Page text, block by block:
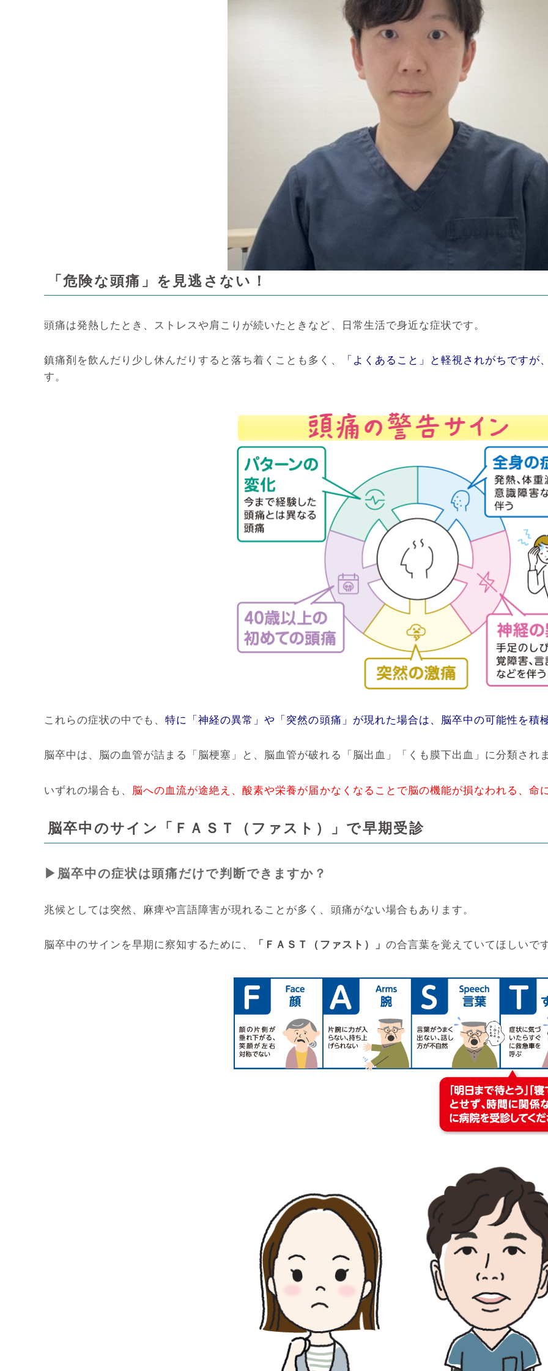
「危険な頭痛」を見逃さない！
頭痛は発熱したとき、ストレスや肩こりが続いたときなど、日常生活で身近な症状です。
鎮痛剤を飲んだり少し休んだりすると落ち着くことも多く、
「よくあること」と軽視されがちです
す。
これらの症状の中でも、特に「神経の異常」や「突然の頭痛」が現れた場合は、脳卒中の可能性を積
脳卒中は、脳の血管が詰まる「脳梗塞」と、脳血管が破れる「脳出血」「くも膜下出血」に分類され
いずれの場合も、 脳への血流が途絶え、酸素や栄養が届かなくなることで脳の機能が損なわれる、命
脳卒中のサイン「ＦＡＳＴ（ファスト）」で早期受診
▶脳卒中の症状は頭痛だけで判断できますか？
兆候としては突然、麻痺や言語障害が現れることが多く、頭痛がない場合もあります。
脳卒中のサインを早期に察知するために、 「ＦＡＳＴ（ファスト）」 の合言葉を覚えていてほしいで